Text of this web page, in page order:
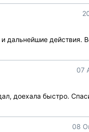
дальнейшие действия.
07
доехала быстро.
08